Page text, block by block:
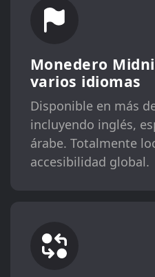
Monedero
varios idiomas
Disponible en más
incluyendo inglés,
árabe. Totalmente
accesibilidad global.